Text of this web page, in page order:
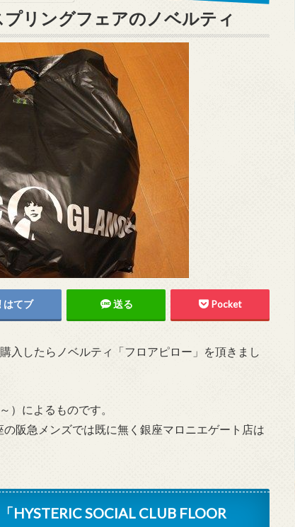
リングフェアのノベルティ
はてブ 送る Pocket
入したらノベルティ「フロアピロー」を頂きまし
）によるものです。
阪急メンズでは既に無く銀座マロニエゲート店は
HYSTERIC SOCIAL CLUB FLOOR